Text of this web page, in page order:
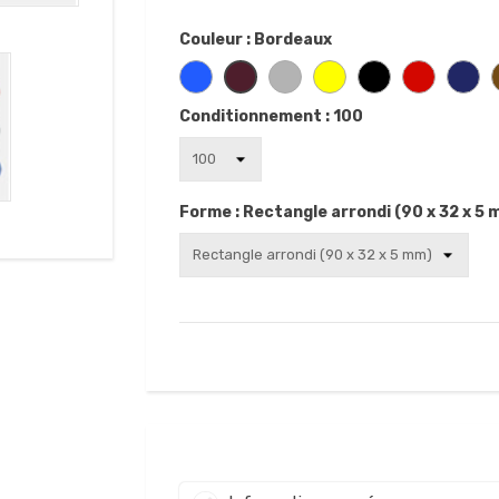
Couleur : Bordeaux
Conditionnement : 100
Forme : Rectangle arrondi (90 x 32 x 5